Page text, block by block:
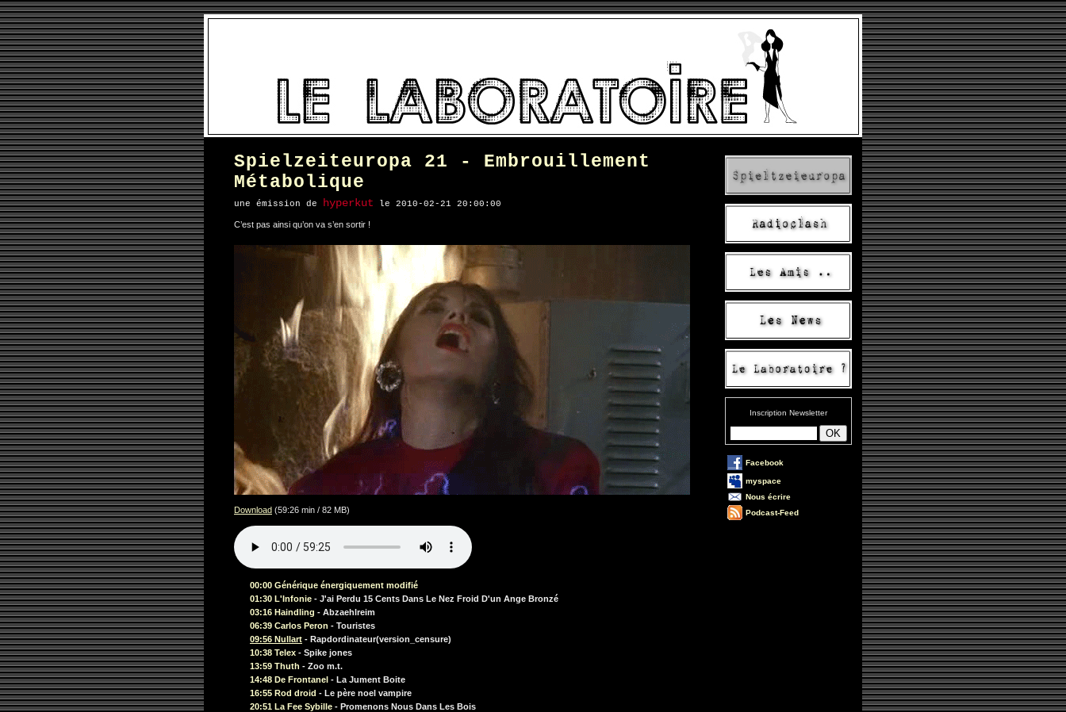
Spielzeiteuropa 21 - Embrouillement
Métabolique
une émission de hyperkut le 2010-02-21 20:00:00
C’est pas ainsi qu’on va s’en sortir !
Download (59:26 min / 82 MB)
00:00 Générique énergiquement modifié
01:30 L'Infonie - J'ai Perdu 15 Cents Dans Le Nez Froid D'un Ange Bronzé
03:16 Haindling - Abzaehlreim
06:39 Carlos Peron - Touristes
09:56 Nullart - Rapdordinateur(version_censure)
10:38 Telex - Spike jones
13:59 Thuth - Zoo m.t.
14:48 De Frontanel - La Jument Boite
16:55 Rod droid - Le père noel vampire
20:51 La Fee Sybille - Promenons Nous Dans Les Bois
Inscription Newsletter
Facebook
myspace
Nous écrire
Podcast-Feed